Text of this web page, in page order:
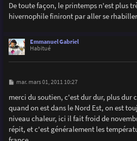
De toute façon, le printemps n'est plus
hivernophile finiront par aller se
Emmanuel Gabriel
Habitué
M
s
s
a
e
mar. mars 01, 2011 10:27
merci du soutien, c'est dur dur, plus dur
quand on est dans le Nord Est, on est
niveau chaleur, ici il fait froid de
répit, et c'est généralement les